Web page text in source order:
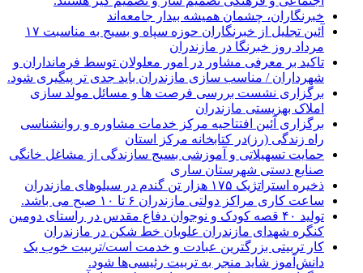
خبرنگاران، چشمان همیشه بیدار جامعه‌اند
آئین تجلیل از خبرنگاران حوزه سپاه و بسیج به مناسبت ۱۷
مرداد روز خبرنگا در مازندران
تاکید بر معرفی مشاور در امور معلولان توسط فرمانداران و
شهرداران / مناسب سازی مازندران باید جدی تر پیگیری شود.
برگزاری نشست بررسی فرصت ها و مسائل مولد سازی
املاک بهزیستی مازندران
برگزاری آئین افتتاحیه مرکز خدمات مشاوره و روانشناسی
راه زندگی (رز)در کتابخانه مرکز استان
حمایت تسهیلاتی و آموزشی بسیج سازندگی از مشاغل خانگی
صنایع دستی شهرستان ساری
ذخیره استراتژیک ۱۷۵ هزار تن گندم در سیلوهای مازندران
ساعت کاری مراکز دولتی مازندران ۶ تا ۱۰ صبح می باشد.
تولید ۴۰ قصه کودک و نوجوان دفاع مقدس در راستای دومین
کنگره شهدای مازندران علویان خط شکن در مازندران
کار تربیتی بزرگترین عبادت و خدمت است/تربیت خوب یک
دانش‌آموز شاید منجر به تربیت رئیسی‌ها شود.